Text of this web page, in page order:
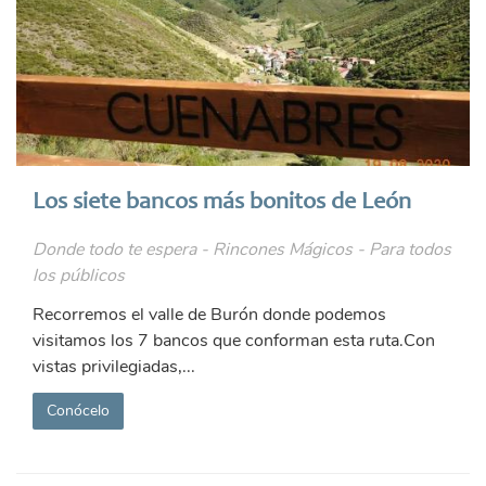
Los siete bancos más bonitos de León
Donde todo te espera - Rincones Mágicos - Para todos
los públicos
Recorremos el valle de Burón donde podemos
visitamos los 7 bancos que conforman esta ruta.Con
vistas privilegiadas,...
Conócelo